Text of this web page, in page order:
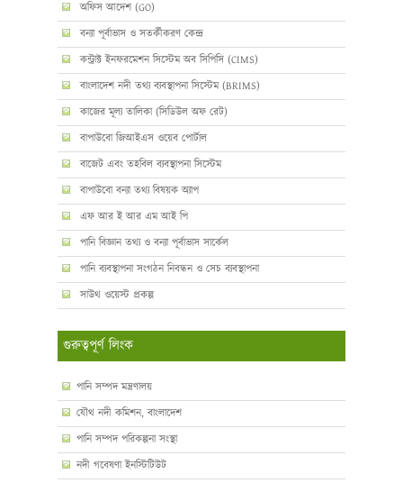
অফিস আদেশ (GO)
বন্যা পূর্বাভাস ও সতর্কীকরণ কেন্দ্র
কন্ট্রাক্ট ইনফরমেশন সিস্টেম অব সিপিসি (CIMS)
বাংলাদেশ নদী তথ্য ব্যবস্থাপনা সিস্টেম (BRIMS)
কাজের মূল্য তালিকা (সিডিউল অফ রেট)
বাপাউবো জিআইএস ওয়েব পোর্টাল
বাজেট এবং তহবিল ব্যবস্থাপনা সিস্টেম
বাপাউবো বন্যা তথ্য বিষয়ক অ্যাপ
এফ আর ই আর এম আই পি
পানি বিজ্ঞান তথ্য ও বন্যা পূর্বাভাস সার্কেল
পানি ব্যবস্থাপনা সংগঠন নিবন্ধন ও সেচ ব্যবস্থাপনা
সাউথ ওয়েস্ট প্রকল্প
গুরুত্বপূর্ণ লিংক
পানি সম্পদ মন্ত্রণালয়
যৌথ নদী কমিশন, বাংলাদেশ
পানি সম্পদ পরিকল্পনা সংস্থা
নদী গবেষণা ইনস্টিটিউট